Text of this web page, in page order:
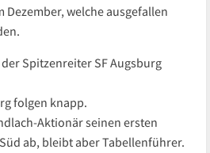
Dezember, welche ausgefallen
Spitzenreiter SF Augsburg
folgen knapp.
Aktionär seinen ersten
ab, bleibt aber Tabellenführer.